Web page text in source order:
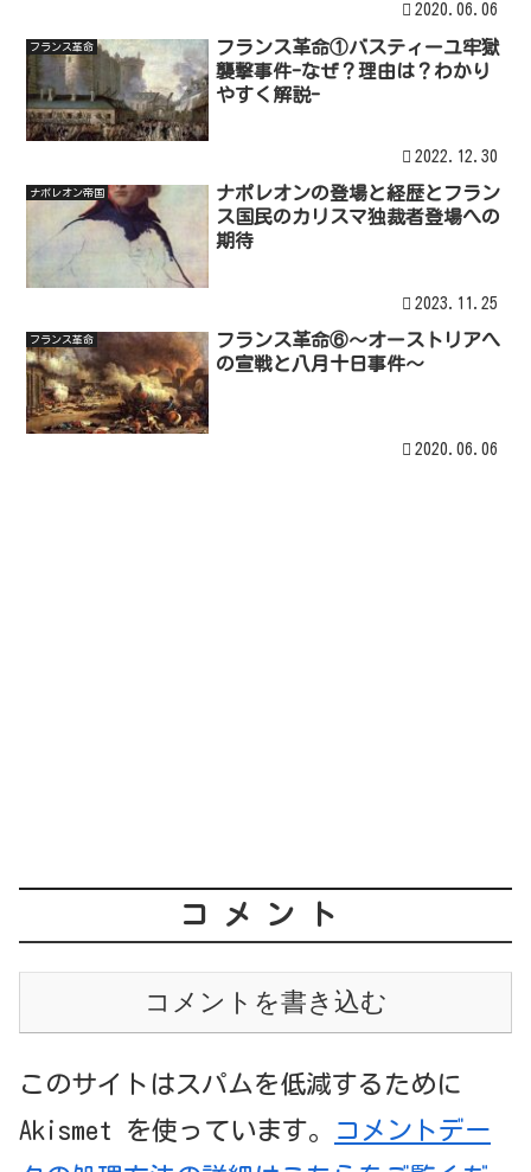
2020.06.06
フランス革命
フランス革命①バスティーユ牢獄
襲撃事件-なぜ？理由は？わかり
やすく解説-
2022.12.30
ナポレオン帝国
ナポレオンの登場と経歴とフラン
ス国民のカリスマ独裁者登場への
期待
2023.11.25
フランス革命
フランス革命⑥～オーストリアへ
の宣戦と八月十日事件～
2020.06.06
コメント
コメントを書き込む
このサイトはスパムを低減するために
Akismet を使っています。
コメントデー